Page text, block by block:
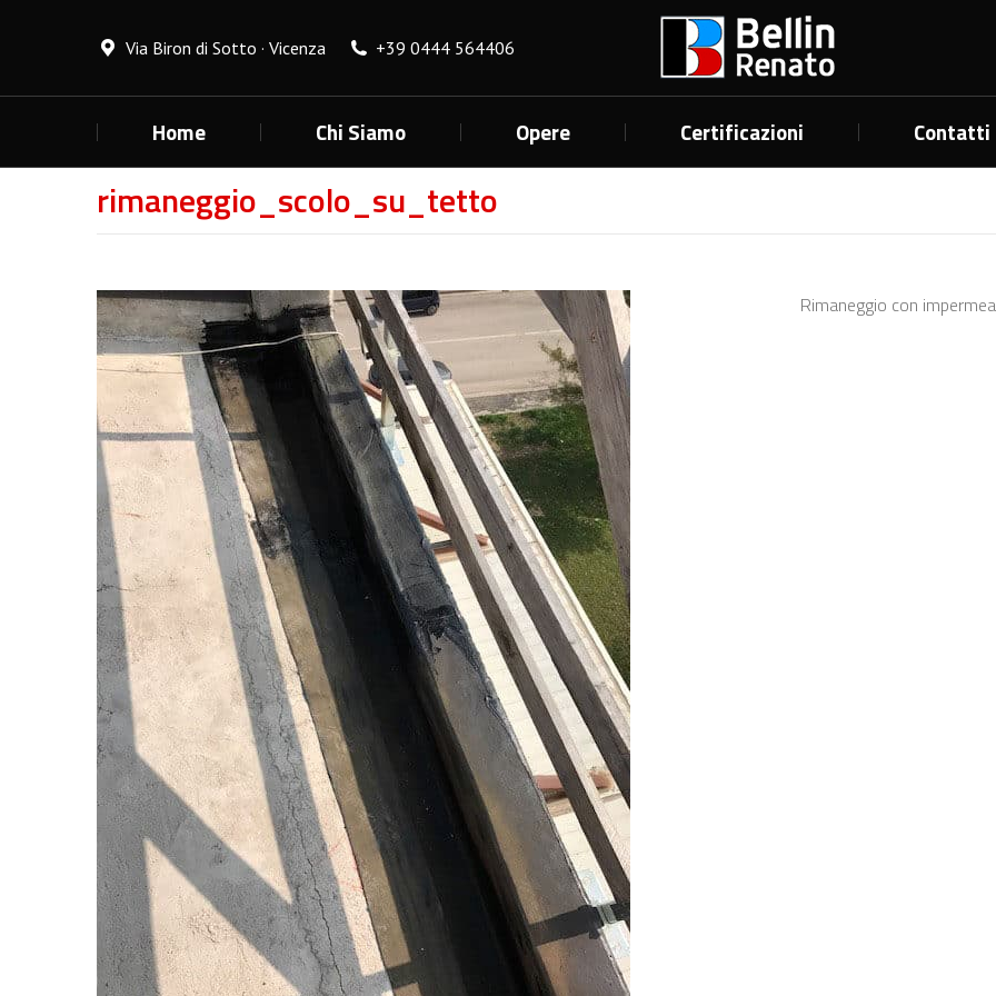
Via Biron di Sotto · Vicenza +39 0444 564406
Home Chi Siamo Opere Certificazioni Contatti
rimaneggio_scolo_su_tetto
Rimaneggio con